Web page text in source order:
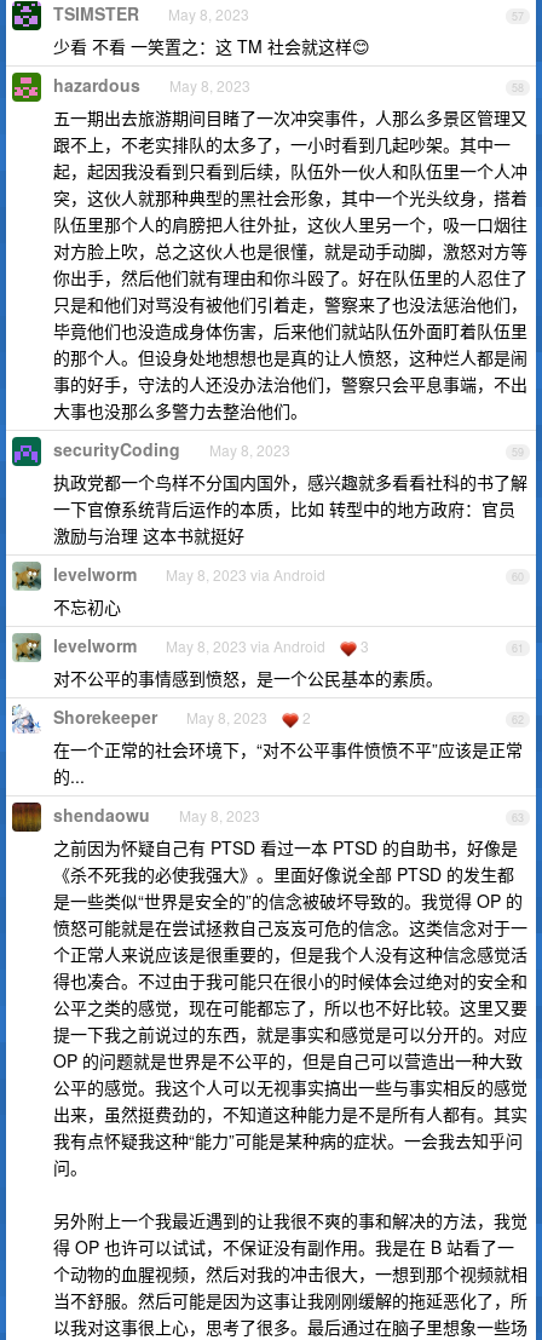
57
TSIMSTER May 8, 2023
少看 不看 一笑置之：这 TM 社会就这样😊
58
hazardous May 8, 2023
五一期出去旅游期间目睹了一次冲突事件，人那么多景区管理又
跟不上，不老实排队的太多了，一小时看到几起吵架。其中一
起，起因我没看到只看到后续，队伍外一伙人和队伍里一个人冲
突，这伙人就那种典型的黑社会形象，其中一个光头纹身，搭着
队伍里那个人的肩膀把人往外扯，这伙人里另一个，吸一口烟往
对方脸上吹，总之这伙人也是很懂，就是动手动脚，激怒对方等
你出手，然后他们就有理由和你斗殴了。好在队伍里的人忍住了
只是和他们对骂没有被他们引着走，警察来了也没法惩治他们，
毕竟他们也没造成身体伤害，后来他们就站队伍外面盯着队伍里
的那个人。但设身处地想想也是真的让人愤怒，这种烂人都是闹
事的好手，守法的人还没办法治他们，警察只会平息事端，不出
大事也没那么多警力去整治他们。
59
securityCoding May 8, 2023
执政党都一个鸟样不分国内国外，感兴趣就多看看社科的书了解
一下官僚系统背后运作的本质，比如 转型中的地方政府：官员
激励与治理 这本书就挺好
60
levelworm May 8, 2023 via Android
不忘初心
61
levelworm May 8, 2023 via Android 3
对不公平的事情感到愤怒，是一个公民基本的素质。
62
Shorekeeper May 8, 2023 2
在一个正常的社会环境下，“对不公平事件愤愤不平”应该是正常
的...
63
shendaowu May 8, 2023
之前因为怀疑自己有 PTSD 看过一本 PTSD 的自助书，好像是
《杀不死我的必使我强大》。里面好像说全部 PTSD 的发生都
是一些类似“世界是安全的”的信念被破坏导致的。我觉得 OP 的
愤怒可能就是在尝试拯救自己岌岌可危的信念。这类信念对于一
个正常人来说应该是很重要的，但是我个人没有这种信念感觉活
得也凑合。不过由于我可能只在很小的时候体会过绝对的安全和
公平之类的感觉，现在可能都忘了，所以也不好比较。这里又要
提一下我之前说过的东西，就是事实和感觉是可以分开的。对应
OP 的问题就是世界是不公平的，但是自己可以营造出一种大致
公平的感觉。我这个人可以无视事实搞出一些与事实相反的感觉
出来，虽然挺费劲的，不知道这种能力是不是所有人都有。其实
我有点怀疑我这种“能力”可能是某种病的症状。一会我去知乎问
问。
另外附上一个我最近遇到的让我很不爽的事和解决的方法，我觉
得 OP 也许可以试试，不保证没有副作用。我是在 B 站看了一
个动物的血腥视频，然后对我的冲击很大，一想到那个视频就相
当不舒服。然后可能是因为这事让我刚刚缓解的拖延恶化了，所
以我对这事很上心，思考了很多。最后通过在脑子里想象一些场